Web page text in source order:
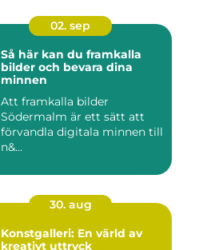
02. sep
Så här kan du framkalla
bilder och bevara dina
minnen
Att framkalla bilder
Södermalm är ett sätt att
förvandla digitala minnen till
n&...
30. aug
Konstgalleri: En värld av
kreativt uttryck